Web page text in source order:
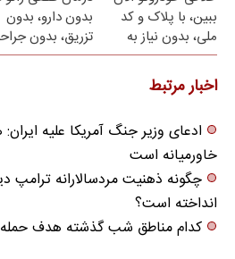
ببین، با پلاک و کد
ملی، بدون نیاز به
مراجعه حضوری
بدون دارو، بدون
تزریق، بدون
(پرسش‌نامه)
اخبار مرتبط
ادعای وزیر جنگ آمریکا علیه
خاورمیانه است
چگونه ذهنیت مردسالارانه ترامپ
انداخته است؟
کدام مناطق شب گذشته هدف حمله